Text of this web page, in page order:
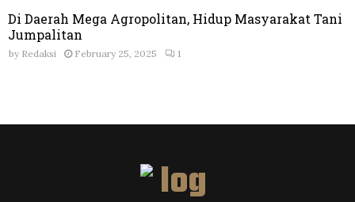
Di Daerah Mega Agropolitan, Hidup Masyarakat Tani
Jumpalitan
by Redaksi February 25, 2025 1